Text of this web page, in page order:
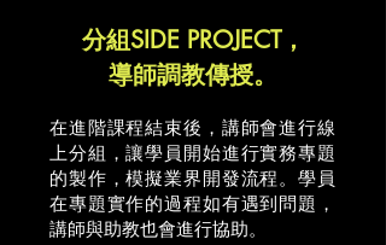
分組SIDE PROJECT，
導師調教傳授。
在進階課程結束後，講師會進行線
上分組，讓學員開始進行實務專題
的製作，模擬業界開發流程。學員
在專題實作的過程如有遇到問題，
講師與助教也會進行協助。